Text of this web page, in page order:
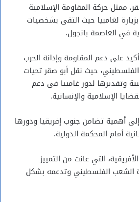
ممثل حركة المقاومة الإسلامية
لغامبيا حيث التقى بشخصيات
في العاصمة بانجول.
على دعم المقاومة وإدانة الحرب
حيث نقل أبو صقر تحيات
وتقديرها لدور غامبيا في دعم
الإسلامية والإنسانية.
أهمية تضامن جنوب إفريقيا ودورها
أمام المحكمة الدولية.
التي عانت من التمييز
الشعب الفلسطيني وتدعمه بشكل